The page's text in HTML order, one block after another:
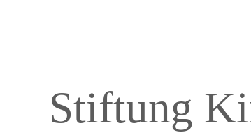
Stiftung